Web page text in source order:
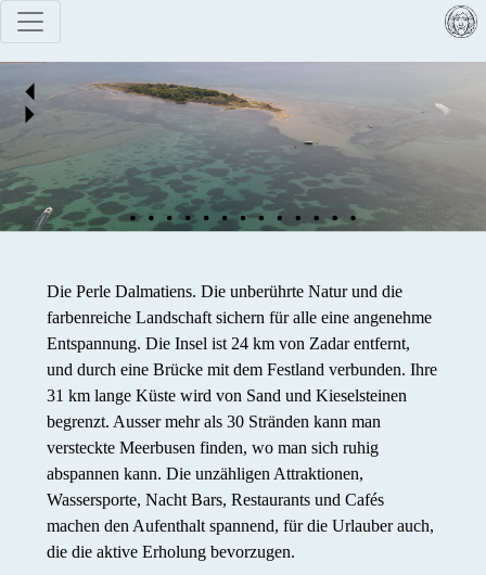
Die Perle Dalmatiens. Die unberührte Natur und die
farbenreiche Landschaft sichern für alle eine angenehme
Entspannung. Die Insel ist 24 km von Zadar entfernt,
und durch eine Brücke mit dem Festland verbunden. Ihre
31 km lange Küste wird von Sand und Kieselsteinen
begrenzt. Ausser mehr als 30 Stränden kann man
versteckte Meerbusen finden, wo man sich ruhig
abspannen kann. Die unzähligen Attraktionen,
Wassersporte, Nacht Bars, Restaurants und Cafés
machen den Aufenthalt spannend, für die Urlauber auch,
die die aktive Erholung bevorzugen.